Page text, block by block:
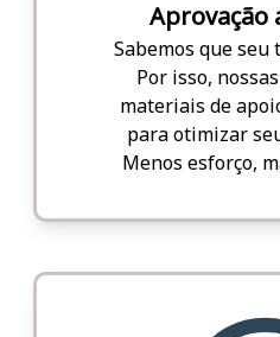
Aprovação
Sabemos que seu
Por isso,
materiais de
para otimizar
Menos esforço,